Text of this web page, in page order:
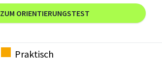
ZUM ORIENTIERUNGSTEST
Praktisch